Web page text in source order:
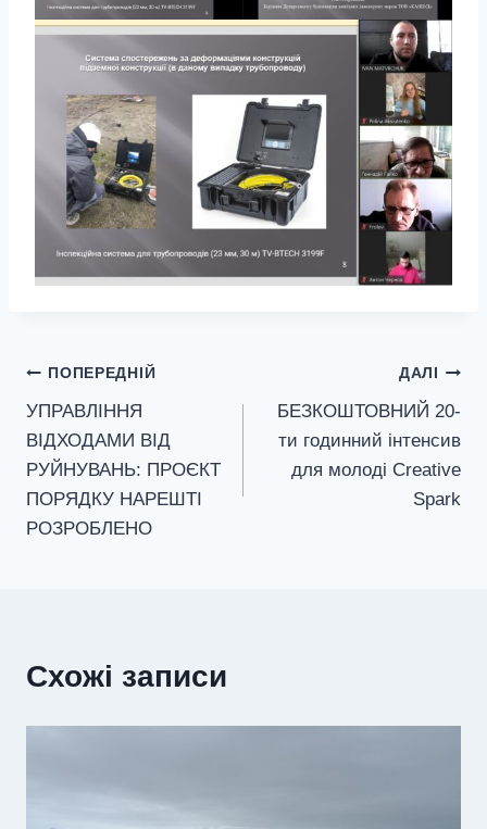
Навігація
записів
ПОПЕРЕДНІЙ
УПРАВЛІННЯ
ВІДХОДАМИ ВІД
РУЙНУВАНЬ: ПРОЄКТ
ПОРЯДКУ НАРЕШТІ
РОЗРОБЛЕНО
ДАЛІ
БЕЗКОШТОВНИЙ 20-
ти годинний інтенсив
для молоді Creative
Spark
Схожі записи